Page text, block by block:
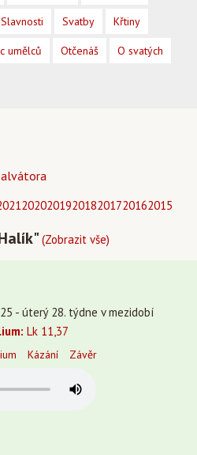
202020192018201720162015
(Zobrazit vše)
- úterý 28. týdne v mezidobí
Lk 11,37
Kázání Závěr
Slavnosti Svatby Křtiny
umělců Otčenáš O svatých